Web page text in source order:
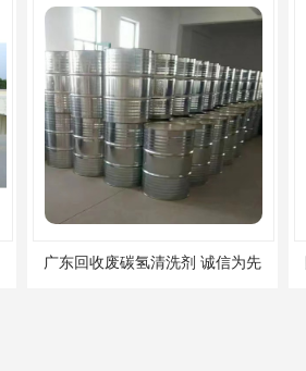
广东回收废碳氢清洗剂 诚信为先